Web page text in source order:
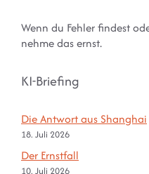
Wenn du Fehler findest
nehme das ernst.
KI-Briefing
Die Antwort aus Shanghai
18. Juli 2026
Der Ernstfall
10. Juli 2026